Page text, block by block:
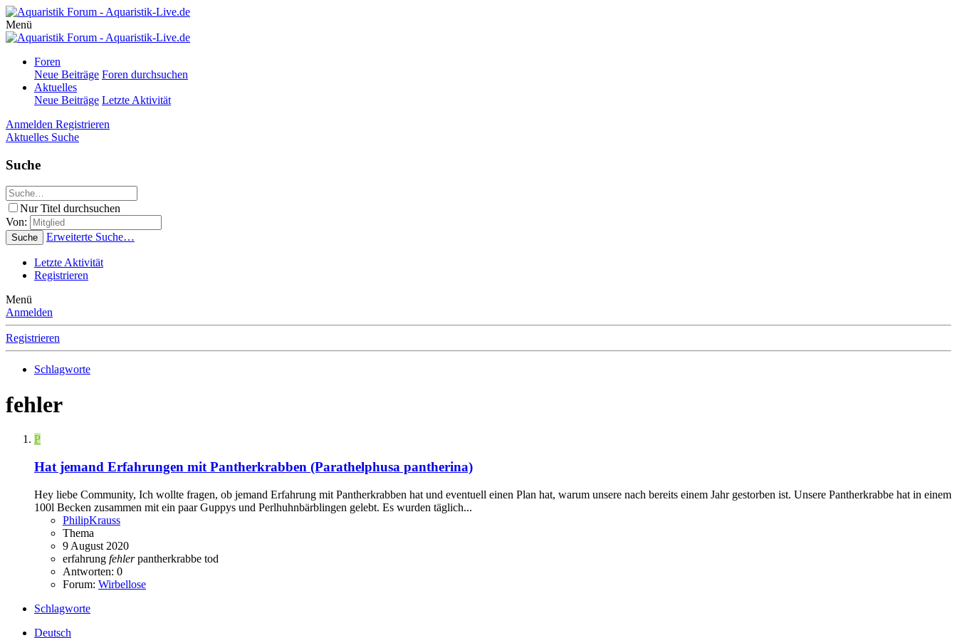
Menü
Foren
Neue Beiträge Foren durchsuchen
Aktuelles
Neue Beiträge Letzte Aktivität
Anmelden Registrieren
Aktuelles Suche
Suche
Nur Titel durchsuchen
Von:
Suche Erweiterte Suche…
Letzte Aktivität
Registrieren
Menü
Anmelden
Registrieren
Schlagworte
fehler
P
Hat jemand Erfahrungen mit Pantherkrabben (Parathelphusa pantherina)
Hey liebe Community, Ich wollte fragen, ob jemand Erfahrung mit Pantherkrabben hat und eventuell einen Plan hat, warum unsere nach bereits einem Jahr gestorben ist. Unsere Pantherkrabbe hat in einem
100l Becken zusammen mit ein paar Guppys und Perlhuhnbärblingen gelebt. Es wurden täglich...
PhilipKrauss
Thema
9 August 2020
erfahrung fehler pantherkrabbe tod
Antworten: 0
Forum: Wirbellose
Schlagworte
Deutsch